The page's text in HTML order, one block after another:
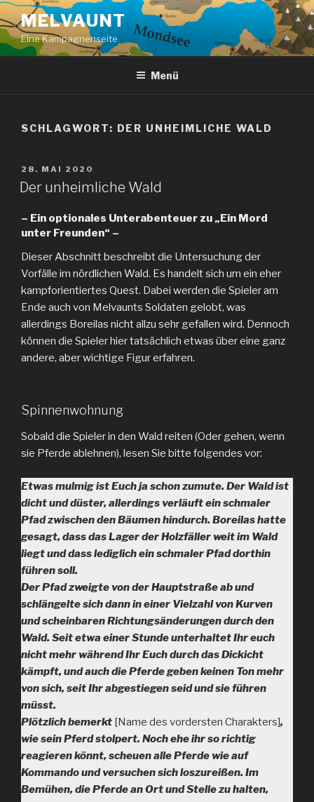
Zum
Inhalt
springen
MELVAUNT
Eine Kampagnenseite
Menü
SCHLAGWORT: DER UNHEIMLICHE WALD
VERÖFFENTLICHT
AM
28. MAI 2020
Der unheimliche Wald
– Ein optionales Unterabenteuer zu „Ein Mord
unter Freunden“ –
Dieser Abschnitt beschreibt die Untersuchung der
Vorfälle im nördlichen Wald. Es handelt sich um ein eher
kampforientiertes Quest. Dabei werden die Spieler am
Ende auch von Melvaunts Soldaten gelobt, was
allerdings Boreilas nicht allzu sehr gefallen wird. Dennoch
können die Spieler hier tatsächlich etwas über eine ganz
andere, aber wichtige Figur erfahren.
Spinnenwohnung
Sobald die Spieler in den Wald reiten (Oder gehen, wenn
sie Pferde ablehnen), lesen Sie bitte folgendes vor:
Etwas mulmig ist Euch ja schon zumute. Der Wald ist
dicht und düster, allerdings verläuft ein schmaler
Pfad zwischen den Bäumen hindurch. Boreilas hatte
gesagt, dass das Lager der Holzfäller weit im Wald
liegt und dass lediglich ein schmaler Pfad dorthin
führen soll.
Der Pfad zweigte von der Hauptstraße ab und
schlängelte sich dann in einer Vielzahl von Kurven
und scheinbaren Richtungsänderungen durch den
Wald. Seit etwa einer Stunde unterhaltet Ihr euch
nicht mehr während Ihr Euch durch das Dickicht
kämpft, und auch die Pferde geben keinen Ton mehr
von sich, seit Ihr abgestiegen seid und sie führen
müsst.
Plötzlich bemerkt [Name des vordersten Charakters],
wie sein Pferd stolpert. Noch ehe ihr so richtig
reagieren könnt, scheuen alle Pferde wie auf
Kommando und versuchen sich loszureißen. Im
Bemühen, die Pferde an Ort und Stelle zu halten,